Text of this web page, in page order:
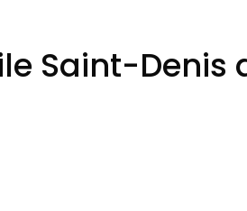
Saint-Denis